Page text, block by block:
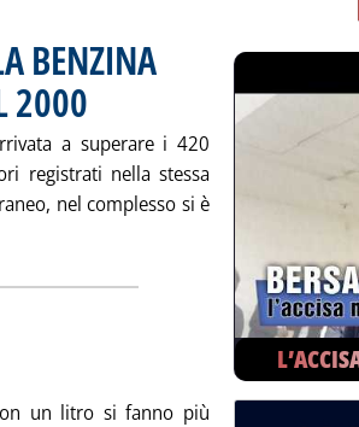
BENZINA
2000 . Pubblicata venerdì 30 aprile 2004 alle 15.45.
a superare i 420
registrati nella stessa
nel complesso si è
'PREZZI, NUOVO PICCO PLATTS
venerdì 30 aprile 2004 alle 15.45.
un litro si fanno più